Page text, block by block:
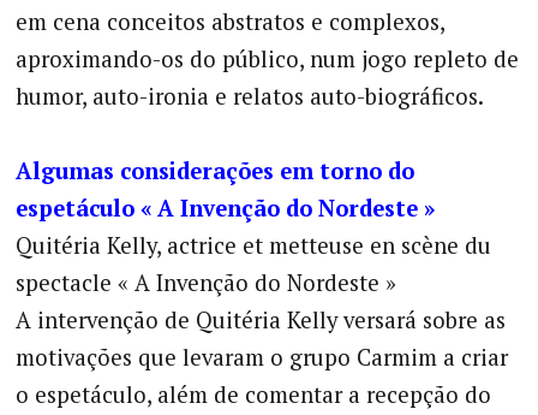
em cena conceitos abstratos e complexos,
aproximando-os do público, num jogo repleto de
humor, auto-ironia e relatos auto-biográficos.
Algumas considerações em torno do
espetáculo « A Invenção do Nordeste »
Quitéria Kelly, actrice et metteuse en scène du
spectacle « A Invenção do Nordeste »
A intervenção de Quitéria Kelly versará sobre as
motivações que levaram o grupo Carmim a criar
o espetáculo, além de comentar a recepção do